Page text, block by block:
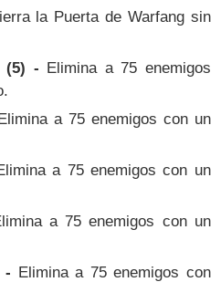
la Puerta de Warfang sin
(5) -
Elimina a 75 enemigos
a 75 enemigos con un
a 75 enemigos con un
a 75 enemigos con un
- Elimina a 75 enemigos con